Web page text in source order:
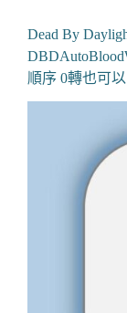
Dead By
順序 0轉也可